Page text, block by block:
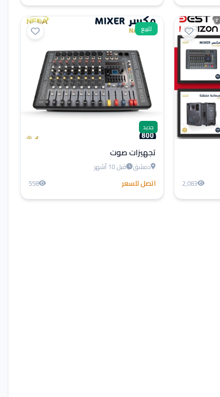
2,083
للبيع
جديد
تجهيزات صوت
دمشق قبل 10 أشهر
اتصل للسعر 558